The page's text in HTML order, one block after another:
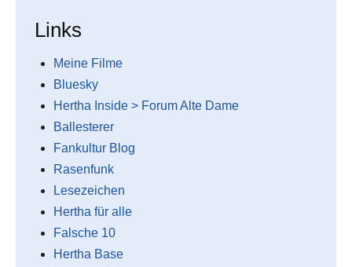
Links
Meine Filme
Bluesky
Hertha Inside > Forum Alte Dame
Ballesterer
Fankultur Blog
Rasenfunk
Lesezeichen
Hertha für alle
Falsche 10
Hertha Base